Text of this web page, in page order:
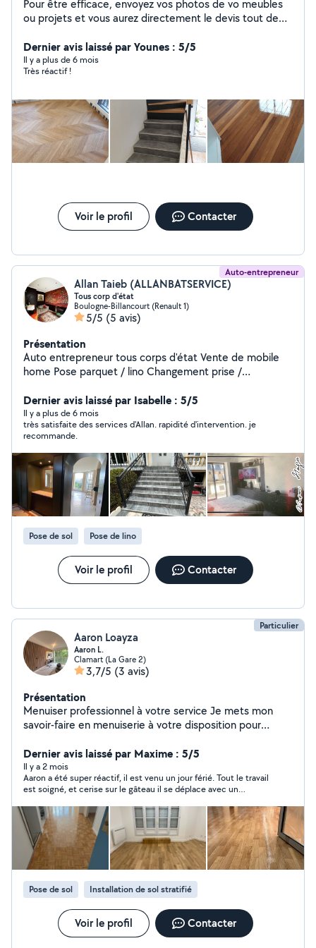
Pour être efficace, envoyez vos photos de vo meubles
ou projets et vous aurez directement le devis tout de
réalisations. Nous proposons nos services: * Petits
bricolages : tringle de rideaux, pare douche/baignoire,
montage tout meuble Spécialiste pose du parquet *
installation robinet, évier, déboucher canalisation
rénovation salle de bain * Electricité : mise aux normes,
tableau électrique, luminaires *Cuisine: installation et
mise en place des cuisines de A Z tout marque
*Montage meuble toute marque Si non listé, n'hésitez
Dernier avis laissé par Younes : 5/5
Il y a plus de 6 mois
Très réactif !
Voir le profil Contacter
Auto-entrepreneur
Allan Taieb (ALLANBATSERVICE)
Tous corp d'état
Boulogne-Billancourt (Renault 1)
5/5 (5 avis)
Présentation
Auto entrepreneur tous corps d'état Vente de mobile
home Pose parquet / lino Changement prise /
Démolition Maçonnerie Peinture / papier peint
Menuiserie Carrelage Placo Terrassement bois
Paysagiste Pose et création d'enseigne
Dernier avis laissé par Isabelle : 5/5
Il y a plus de 6 mois
très satisfaite des services d'Allan. rapidité d'intervention. je
recommande.
Pose de sol Pose de lino
Voir le profil Contacter
Particulier
Aaron Loayza
Aaron L.
Clamart (La Gare 2)
3,7/5 (3 avis)
Présentation
Menuiser professionnel à votre service Je mets mon
savoir-faire en menuiserie à votre disposition pour
fabrication, l'installation et la restauration de meubles,
ainsi que dans la pose de cuisines et de revêtements de
sol, je vous garantis un travail soigné, des finitions de
qualité et le respect de vos attentes. Votre satisfaction
est ma priorité.
Dernier avis laissé par Maxime : 5/5
Il y a 2 mois
Aaron a été super réactif, il est venu un jour férié. Tout le travail
est soigné, et cerise sur le gâteau il se déplace avec un
Pose de sol Installation de sol stratifié
Voir le profil Contacter